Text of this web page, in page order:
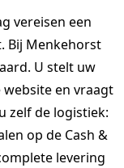
vereisen een
Bij Menkehorst
U stelt uw
en vraagt
zelf de logistiek:
op de Cash &
levering